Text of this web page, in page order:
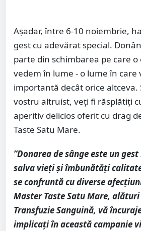
Așadar, între 6-10 noiembrie,
gest cu adevărat special.
parte din schimbarea pe care
vedem în lume - o lume în care
importantă decât orice altceva.
vostru altruist, veți fi răsplătiți
aperitiv delicios oferit cu drag
Taste Satu Mare.
”Donarea de sânge este un
salva vieți și îmbunătăți
se confruntă cu diverse
Master Taste Satu Mare,
Transfuzie Sanguină, vă
implicați în această campanie